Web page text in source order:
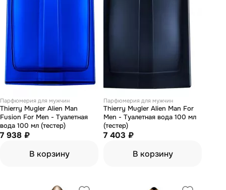
Парфюмерия для мужчин
Thierry Mugler Alien Man
Fusion For Men - Туалетная
вода 100 мл (тестер)
7 938 ₽
В корзину
Парфюмерия для мужчин
Thierry Mugler Alien Man For
Men - Туалетная вода 100 мл
(тестер)
7 403 ₽
В корзину